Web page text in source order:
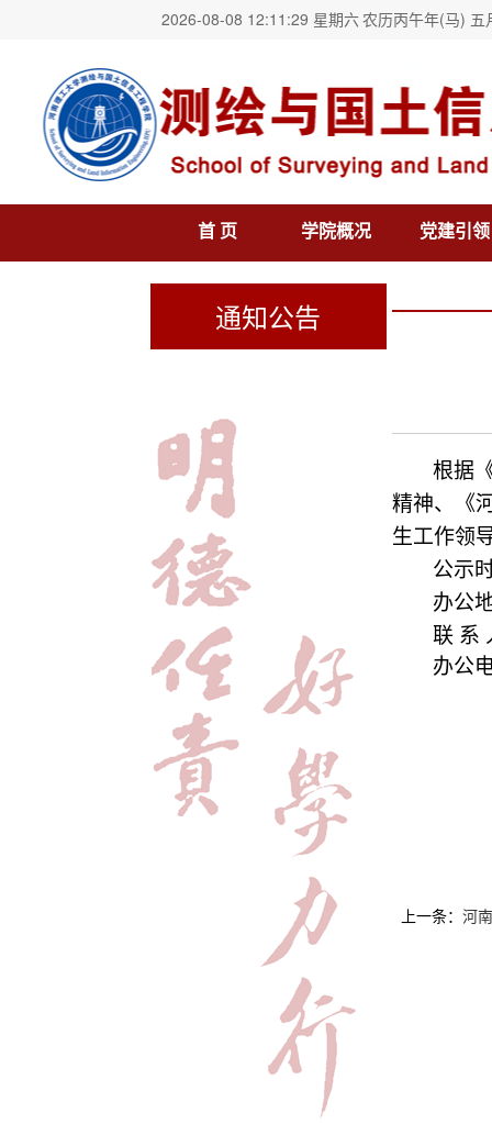
2026-08-08 12:11:30 星期六农历丙午年(马) 五
首 页 学院概况 党建引领
通知公告
根据
精神、《
生工作领
公示
办公
联 系
办公
上一条： 河